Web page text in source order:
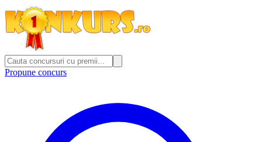
Propune concurs